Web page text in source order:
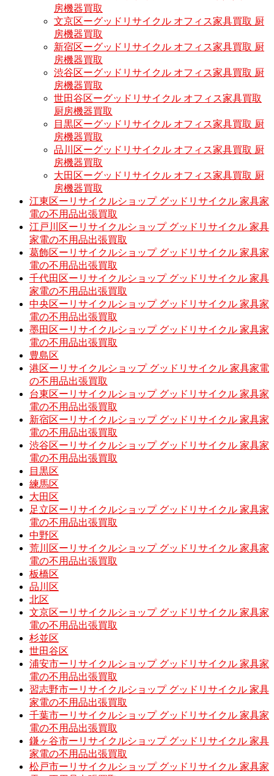
房機器買取
文京区ーグッドリサイクル オフィス家具買取 厨
房機器買取
新宿区ーグッドリサイクル オフィス家具買取 厨
房機器買取
渋谷区ーグッドリサイクル オフィス家具買取 厨
房機器買取
世田谷区ーグッドリサイクル オフィス家具買取
厨房機器買取
目黒区ーグッドリサイクル オフィス家具買取 厨
房機器買取
品川区ーグッドリサイクル オフィス家具買取 厨
房機器買取
大田区ーグッドリサイクル オフィス家具買取 厨
房機器買取
江東区ーリサイクルショップ グッドリサイクル 家具家
電の不用品出張買取
江戸川区ーリサイクルショップ グッドリサイクル 家具
家電の不用品出張買取
葛飾区ーリサイクルショップ グッドリサイクル 家具家
電の不用品出張買取
千代田区ーリサイクルショップ グッドリサイクル 家具
家電の不用品出張買取
中央区ーリサイクルショップ グッドリサイクル 家具家
電の不用品出張買取
墨田区ーリサイクルショップ グッドリサイクル 家具家
電の不用品出張買取
豊島区
港区ーリサイクルショップ グッドリサイクル 家具家電
の不用品出張買取
台東区ーリサイクルショップ グッドリサイクル 家具家
電の不用品出張買取
新宿区ーリサイクルショップ グッドリサイクル 家具家
電の不用品出張買取
渋谷区ーリサイクルショップ グッドリサイクル 家具家
電の不用品出張買取
目黒区
練馬区
大田区
足立区ーリサイクルショップ グッドリサイクル 家具家
電の不用品出張買取
中野区
荒川区ーリサイクルショップ グッドリサイクル 家具家
電の不用品出張買取
板橋区
品川区
北区
文京区ーリサイクルショップ グッドリサイクル 家具家
電の不用品出張買取
杉並区
世田谷区
浦安市ーリサイクルショップ グッドリサイクル 家具家
電の不用品出張買取
習志野市ーリサイクルショップ グッドリサイクル 家具
家電の不用品出張買取
千葉市ーリサイクルショップ グッドリサイクル 家具家
電の不用品出張買取
鎌ヶ谷市ーリサイクルショップ グッドリサイクル 家具
家電の不用品出張買取
松戸市ーリサイクルショップ グッドリサイクル 家具家